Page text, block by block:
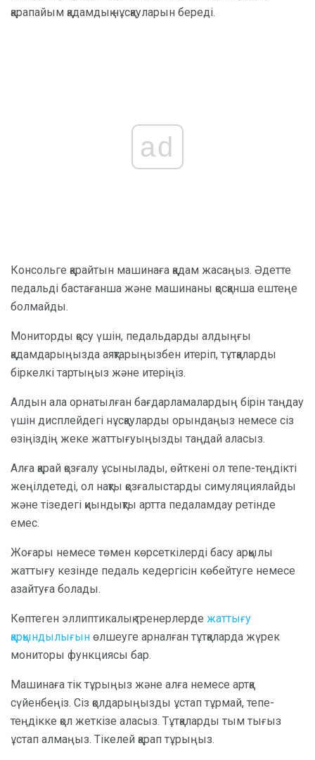
қарапайым қадамдық нұсқауларын береді.
ad
Консольге қарайтын машинаға қадам жасаңыз. Әдетте
педальді бастағанша және машинаны қосқанша ештеңе
болмайды.
Мониторды қосу үшін, педальдарды алдыңғы
қадамдарыңызда аяқтарыңызбен итеріп, тұтқаларды
біркелкі тартыңыз және итеріңіз.
Алдын ала орнатылған бағдарламалардың бірін таңдау
үшін дисплейдегі нұсқауларды орындаңыз немесе сіз
өзіңіздің жеке жаттығуыңызды таңдай аласыз.
Алға қарай қозғалу ұсынылады, өйткені ол тепе-теңдікті
жеңілдетеді, ол нақты қозғалыстарды симуляциялайды
және тізедегі қиындықты артта педаламдау ретінде
емес.
Жоғары немесе төмен көрсеткілерді басу арқылы
жаттығу кезінде педаль кедергісін көбейтуге немесе
азайтуға болады.
Көптеген эллиптикалық тренерлерде жаттығу
қарқындылығын өлшеуге арналған тұтқаларда жүрек
мониторы функциясы бар.
Машинаға тік тұрыңыз және алға немесе артқа
сүйенбеңіз. Сіз қолдарыңызды ұстап тұрмай, тепе-
теңдікке қол жеткізе аласыз. Тұтқаларды тым тығыз
ұстап алмаңыз. Тікелей қарап тұрыңыз.